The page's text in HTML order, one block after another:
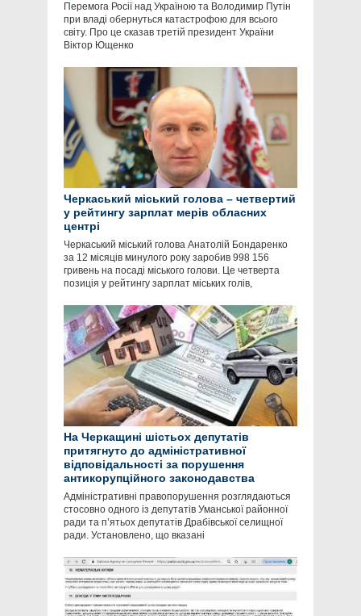
Перемога Росії над Україною та Володимир Путін
при владі обернуться катастрофою для всього
світу. Про це сказав третій президент України
Віктор Ющенко
Черкаський міський голова – четвертий
у рейтингу зарплат мерів обласних
центрі
Черкаський міський голова Анатолій Бондаренко
за 12 місяців минулого року заробив 998 156
гривень на посаді міського голови. Це четверта
позиція у рейтингу зарплат міських голів,
На Черкащині шістьох депутатів
притягнуто до адміністративної
відповідальності за порушення
антикорупційного законодавства
Адміністративні правопорушення розглядаються
стосовно одного із депутатів Уманської районної
ради та п’ятьох депутатів Драбівської селищної
ради. Установлено, що вказані